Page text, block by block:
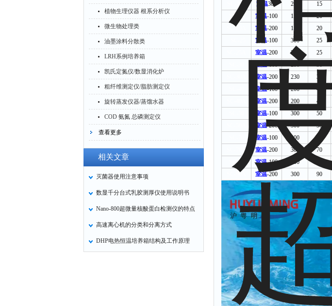
植物生理仪器 根系分析仪
微生物处理类
油墨涂料分散类
LRH系例培养箱
凯氏定氮仪/数显消化炉
粗纤维测定仪/脂肪测定仪
旋转蒸发仪器/蒸馏水器
COD 氨氮 总磷测定仪
查看更多
相关文章
灭菌器使用注意事项
数显千分台式乳胶测厚仪使用说明书
Nano-800超微量核酸蛋白检测仪的特点
高速离心机的分类和分离方式
DHP电热恒温培养箱结构及工作原理
SC-15B
室温300 200 15
SC-20
室温-100 150 20
SC-20A
室温-200 150 20
室温-100 300 25
室温-200 300 25
室温-100 230 30
室温-200 230 30
室温-100 200 40
室温-200 200 40
室温-100 300 50
室温-200 300 50
室温-100 300
SC-70A
室温-200 300 70
SC-90
室温-100 300
SC-90A
室温-200 300 90